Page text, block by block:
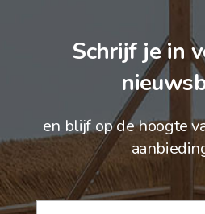
Schrijf je in
en blijf op de hoogte